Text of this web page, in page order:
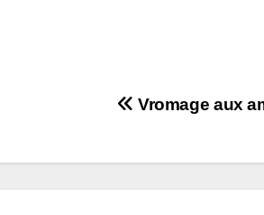
Vromage aux